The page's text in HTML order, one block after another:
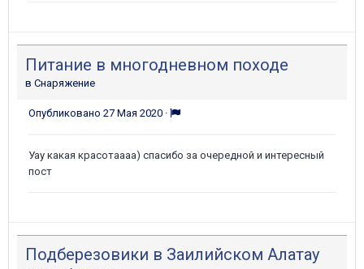
Питание в многодневном походе
в Снаряжение
Опубликовано 27 Мая 2020 ·
Уау какая красотаааа) спасибо за очередной и интересный
пост
Подберезовики в Заилийском Алатау